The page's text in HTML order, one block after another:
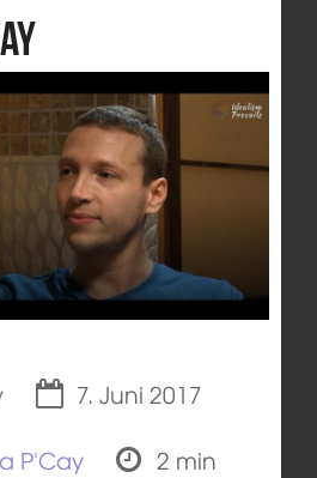
7. Juni 2017
P'Cay 2 min